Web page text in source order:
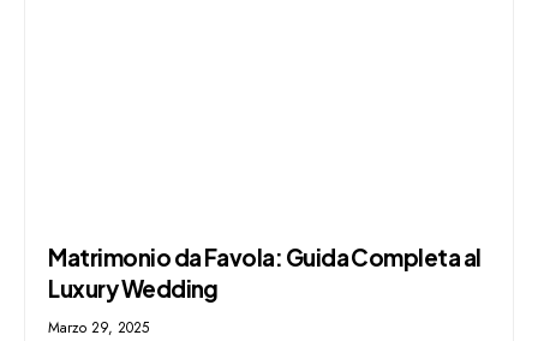
Matrimonio da Favola: Guida Completa al
Luxury Wedding
Marzo 29, 2025